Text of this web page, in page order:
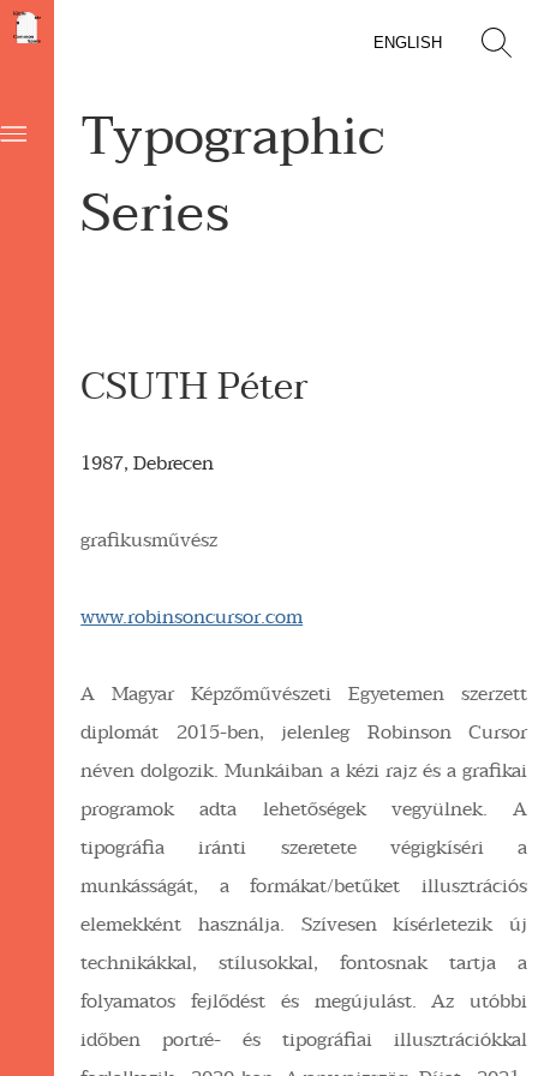
ENGLISH
Typographic
Series
CSUTH Péter
1987, Debrecen
grafikusművész
www.robinsoncursor.com
A Magyar Képzőművészeti Egyetemen szerzett
diplomát 2015-ben, jelenleg Robinson Cursor
néven dolgozik. Munkáiban a kézi rajz és a grafikai
programok adta lehetőségek vegyülnek. A
tipográfia iránti szeretete végigkíséri a
munkásságát, a formákat/betűket illusztrációs
elemekként használja. Szívesen kísérletezik új
technikákkal, stílusokkal, fontosnak tartja a
folyamatos fejlődést és megújulást. Az utóbbi
időben portré- és tipográfiai illusztrációkkal